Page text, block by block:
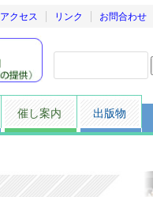
アクセス リンク お問合わせ
催し案内 出版物